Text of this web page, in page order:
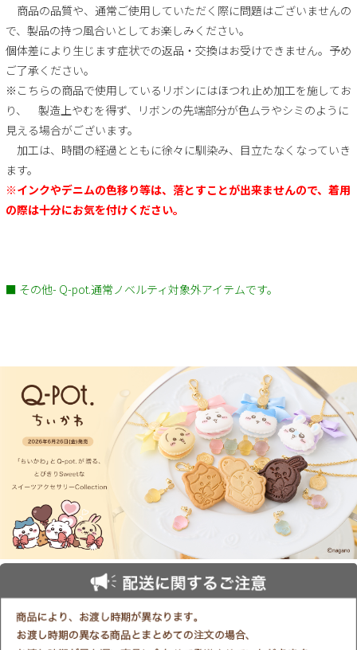
商品の品質や、通常ご使用していただく際に問題はございませんの
で、製品の持つ風合いとしてお楽しみください。
個体差により生じます症状での返品・交換はお受けできません。予め
ご了承ください。
※こちらの商品で使用しているリボンにはほつれ止め加工を施してお
り、 製造上やむを得ず、リボンの先端部分が色ムラやシミのように
見える場合がございます。
加工は、時間の経過とともに徐々に馴染み、目立たなくなっていき
ます。
※インクやデニムの色移り等は、落とすことが出来ませんので、着用
の際は十分にお気を付けください。
■ その他- Q-pot.通常ノベルティ対象外アイテムです。